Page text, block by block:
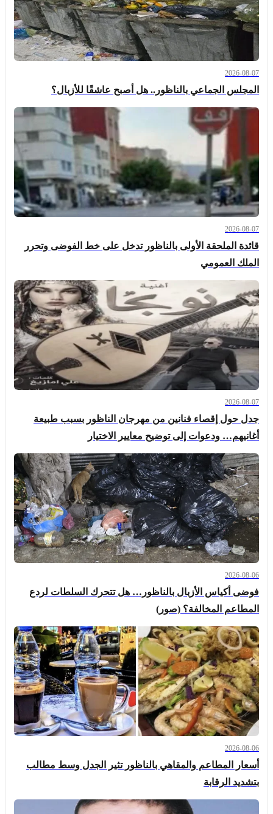
2026-08-07
المجلس الجماعي بالناظور.. هل أصبح عاشقًا للأزبال؟
2026-08-07
قائدة الملحقة الأولى بالناظور تدخل على خط الفوضى وتحرر
الملك العمومي
2026-08-07
جدل حول إقصاء فنانين من مهرجان الناظور بسبب طبيعة
أغانيهم… ودعوات إلى توضيح معايير الاختيار
2026-08-06
فوضى أكياس الأزبال بالناظور… هل تتحرك السلطات لردع
المطاعم المخالفة؟ (صور)
2026-08-06
أسعار المطاعم والمقاهي بالناظور تثير الجدل وسط مطالب
بتشديد الرقابة